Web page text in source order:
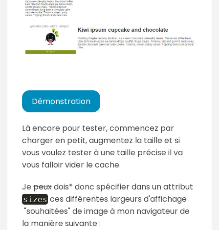
Démonstration
Là encore pour tester, commencez par
charger en petit, augmentez la taille et si
vous voulez tester à une taille précise il va
vous falloir vider le cache.
Je peuxdois* donc spécifier dans un attribut
sizes ces différentes largeurs d'affichage
"souhaitées" de image à mon navigateur de
la manière suivante :